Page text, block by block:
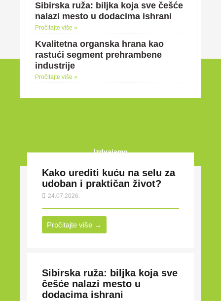
Sibirska ruža: biljka koja sve češće
nalazi mesto u dodacima ishrani
Pročitajte više »
Kvalitetna organska hrana kao
rastući segment prehrambene
industrije
Pročitajte više »
Izdvajamo
Kako urediti kuću na selu za
udoban i praktičan život?
24.07.2026.
Pročitajte više →
Sibirska ruža: biljka koja sve
češće nalazi mesto u
dodacima ishrani